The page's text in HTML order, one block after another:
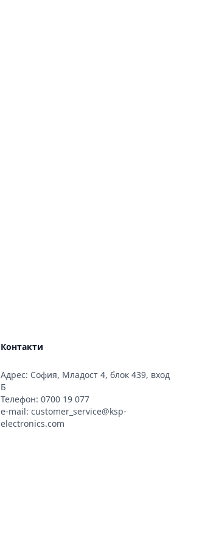
Контакти
Адрес: София, Младост 4, блок 439, вход
Б
Телефон: 0700 19 077
e-mail: customer_service@ksp-
electronics.com